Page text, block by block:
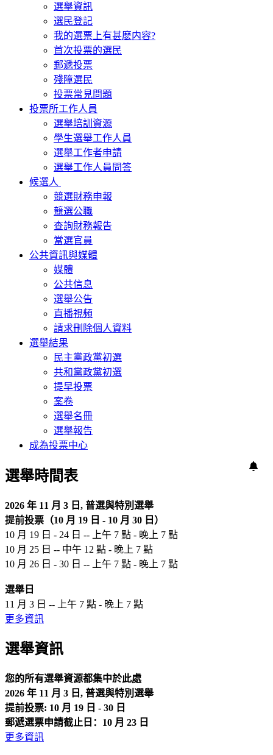
選舉資訊
選民登記
我的選票上有甚麽内容?
首次投票的選民
郵遞投票
殘障選民
投票常見問題
投票所工作人員
選舉培訓資源
學生選舉工作人員
選舉工作者申請
選舉工作人員問答
候選人
競選財務申報
競選公職
查詢財務報告
當選官員
公共資訊與媒體
媒體
公共信息
選舉公告
直播視頻
請求刪除個人資料
選舉結果
民主黨政黨初選
共和黨政黨初選
提早投票
案卷
選舉名冊
選舉報告
成為投票中心
選舉時間表
2026 年 11 月 3 日, 普選與特別選舉
提前投票（10 月 19 日 - 10 月 30 日）
10 月 19 日 - 24 日 -- 上午 7 點 - 晚上 7 點
10 月 25 日 -- 中午 12 點 - 晚上 7 點
10 月 26 日 - 30 日 -- 上午 7 點 - 晚上 7 點
選舉日
11 月 3 日 -- 上午 7 點 - 晚上 7 點
更多資訊
選舉資訊
您的所有選舉資源都集中於此處
2026 年 11 月 3 日, 普選與特別選舉
提前投票: 10 月 19 日 - 30 日
郵遞選票申請截止日：10 月 23 日
更多資訊